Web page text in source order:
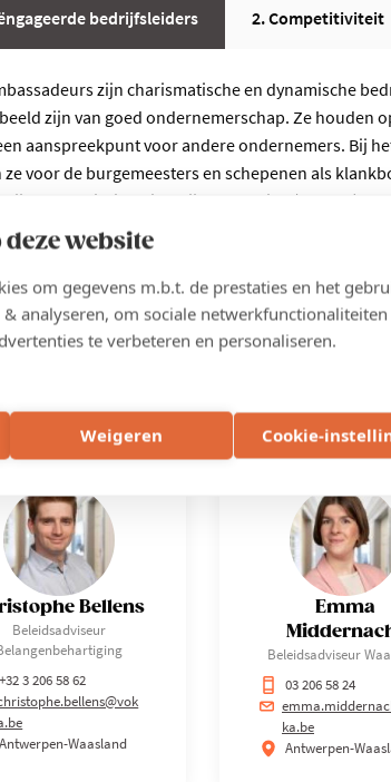
deze website
om gegevens m.b.t. de prestaties en het
analyseren, om sociale netwerkfunctionaliteiten
te verbeteren en personaliseren.
Weigeren Cookie-
bedrijfsleiders 2. Competitiviteit
zijn charismatische en dynamische
zijn van goed ondernemerschap. Ze houden
aanspreekpunt voor andere ondernemers. Bij
voor de burgemeesters en schepenen als
Commissie Ruimtelijke Ordening (Gecoro) of
meer te weten over onze KamerAmbassadeurs.
Bellens
Beleidsadviseur
+32 3 206 58 62
Antwerpen-Waasland
Emma
Beleidsadviseur
03 206 58 24
ka.be
Antwerpen-